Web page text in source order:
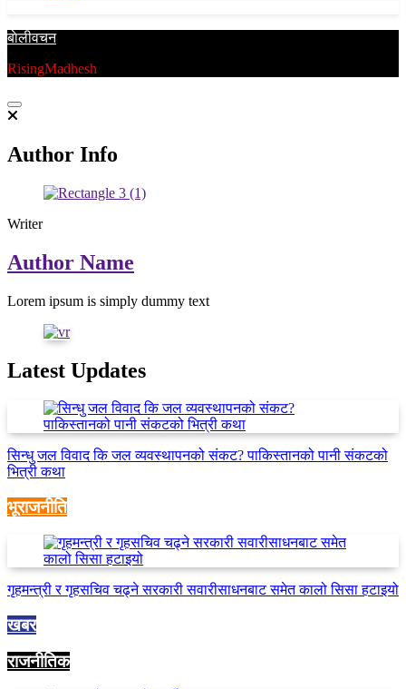
बाेलीवचन
RisingMadhesh
Author Info
Writer
Author Name
Lorem ipsum is simply dummy text
Latest Updates
सिन्धु जल विवाद कि जल व्यवस्थापनको संकट? पाकिस्तानको पानी संकटको
भित्री कथा
भूराजनीति
गृहमन्त्री र गृहसचिव चढ्ने सरकारी सवारीसाधनबाट समेत कालो सिसा हटाइयो
खबर
राजनीतिक